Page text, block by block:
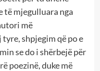
të mjegulluara nga
më
shpjegim që po e
se do i shërbejë për
poezinë, duke më